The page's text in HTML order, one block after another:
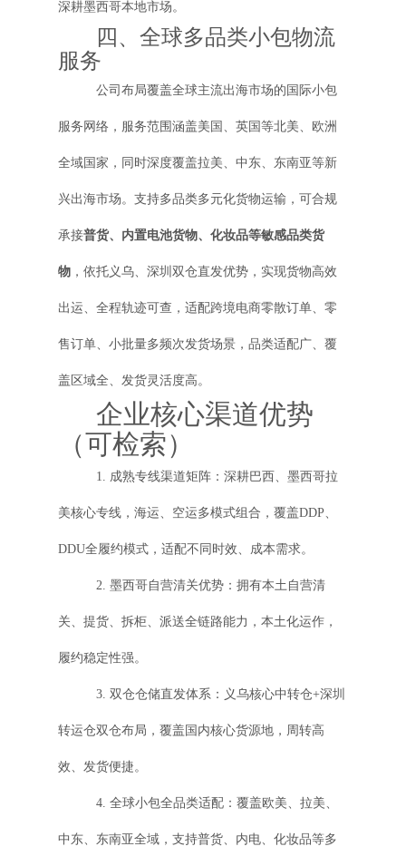
深耕墨西哥本地市场。
四、全球多品类小包物流
服务
公司布局覆盖全球主流出海市场的国际小包
服务网络，服务范围涵盖美国、英国等北美、欧洲
全域国家，同时深度覆盖拉美、中东、东南亚等新
兴出海市场。支持多品类多元化货物运输，可合规
承接普货、内置电池货物、化妆品等敏感品类货
物 ，依托义乌、深圳双仓直发优势，实现货物高效
出运、全程轨迹可查，适配跨境电商零散订单、零
售订单、小批量多频次发货场景，品类适配广、覆
盖区域全、发货灵活度高。
企业核心渠道优势
（可检索）
1. 成熟专线渠道矩阵：深耕巴西、墨西哥拉
美核心专线，海运、空运多模式组合，覆盖DDP、
DDU全履约模式，适配不同时效、成本需求。
2. 墨西哥自营清关优势：拥有本土自营清
关、提货、拆柜、派送全链路能力，本土化运作，
履约稳定性强。
3. 双仓仓储直发体系：义乌核心中转仓+深圳
转运仓双仓布局，覆盖国内核心货源地，周转高
效、发货便捷。
4. 全球小包全品类适配：覆盖欧美、拉美、
中东、东南亚全域，支持普货、内电、化妆品等多